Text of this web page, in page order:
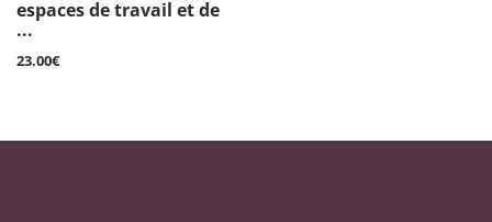
espaces de travail et de
...
23.00€